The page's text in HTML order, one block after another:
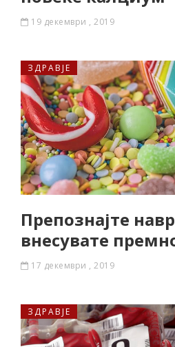
19 декември , 2019
ЗДРАВЈЕ
Препознајте
внесувате
17 декември , 2019
ЗДРАВЈЕ